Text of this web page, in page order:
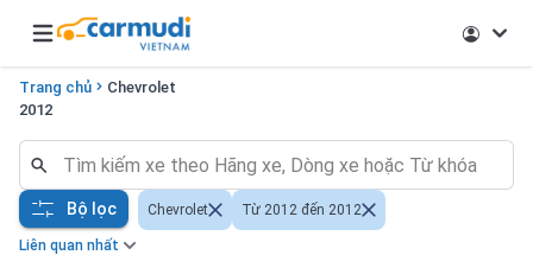
Open main menu
Trang chủ
Chevrolet
2012
Liên quan nhất
Bộ lọc Chevrolet Từ 2012 đến 2012